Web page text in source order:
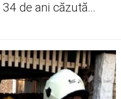
de ani căzută...